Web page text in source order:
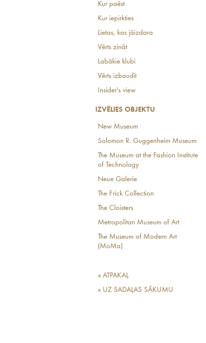
Kur paēst
Kur iepirkties
Lietas, kas jāizdara
Vērts zināt
Labākie klubi
Vērts izbaudīt
Insider's view
IZVĒLIES OBJEKTU
New Museum
Solomon R. Guggenheim Museum
The Museum at the Fashion Institute
of Technology
Neue Galerie
The Frick Collection
The Cloisters
Metropolitan Museum of Art
The Museum of Modern Art
(MoMa)
« ATPAKAĻ
« UZ SADAĻAS SĀKUMU